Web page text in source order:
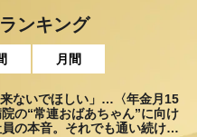
ンキング
月間
来ないでほしい」…〈年金月15
の“常連おばあちゃん”に向け
の本音。それでも通い続ける